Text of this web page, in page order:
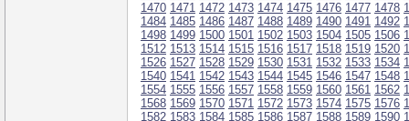
1470 1471 1472 1473 1474 1475 1476 1477 1478
1484 1485 1486 1487 1488 1489 1490 1491 1492
1498 1499 1500 1501 1502 1503 1504 1505 1506
1512 1513 1514 1515 1516 1517 1518 1519 1520
1526 1527 1528 1529 1530 1531 1532 1533 1534
1540 1541 1542 1543 1544 1545 1546 1547 1548
1554 1555 1556 1557 1558 1559 1560 1561 1562
1568 1569 1570 1571 1572 1573 1574 1575 1576
1582 1583 1584 1585 1586 1587 1588 1589 1590